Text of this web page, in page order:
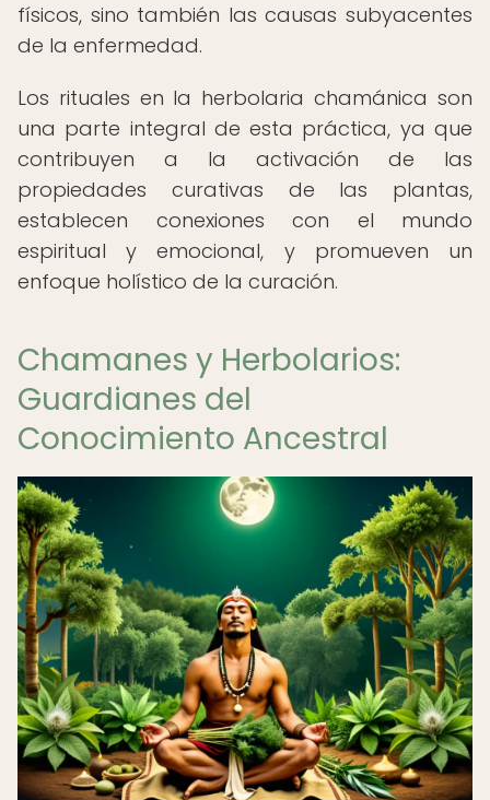
físicos, sino también las causas subyacentes
de la enfermedad.
Los rituales en la herbolaria chamánica son
una parte integral de esta práctica, ya que
contribuyen a la activación de las
propiedades curativas de las plantas,
establecen conexiones con el mundo
espiritual y emocional, y promueven un
enfoque holístico de la curación.
Chamanes y Herbolarios:
Guardianes del
Conocimiento Ancestral